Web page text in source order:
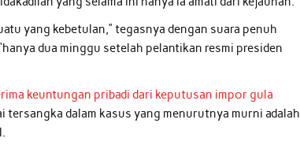
yang kebetulan,” tegasnya dengan suara penuh
dua minggu setelah pelantikan resmi presiden
keuntungan pribadi dari keputusan impor gula
tersangka dalam kasus yang menurutnya murni adalah